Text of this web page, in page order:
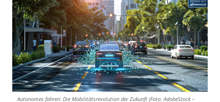
Autonomes fahren: Die Mobilitätsrevolution der Zukunft (Foto: AdobeStock –